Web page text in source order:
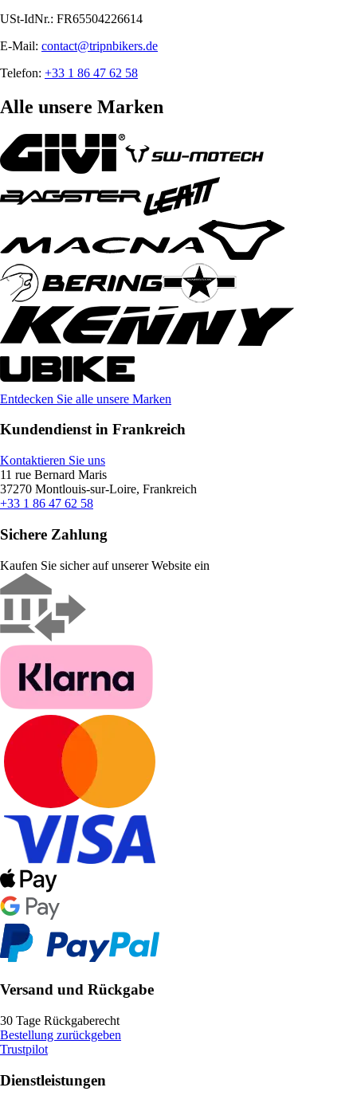
USt-IdNr.: FR65504226614
E-Mail: contact@tripnbikers.de
Telefon: +33 1 86 47 62 58
Alle unsere Marken
Entdecken Sie alle unsere Marken
Kundendienst in Frankreich
Kontaktieren Sie uns
11 rue Bernard Maris
37270 Montlouis-sur-Loire, Frankreich
+33 1 86 47 62 58
Sichere Zahlung
Kaufen Sie sicher auf unserer Website ein
Versand und Rückgabe
30 Tage Rückgaberecht
Bestellung zurückgeben
Trustpilot
Dienstleistungen